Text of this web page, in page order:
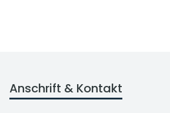
Anschrift & Kontakt